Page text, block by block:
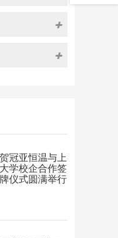
冠亚恒温与上
学校企合作签
仪式圆满举行